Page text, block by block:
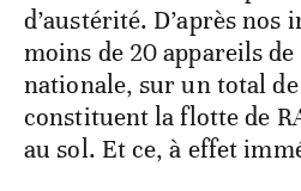
d’austérité. D’après nos
moins de 20 appareils
nationale, sur un total
constituent la flotte de
au sol. Et ce, à effet